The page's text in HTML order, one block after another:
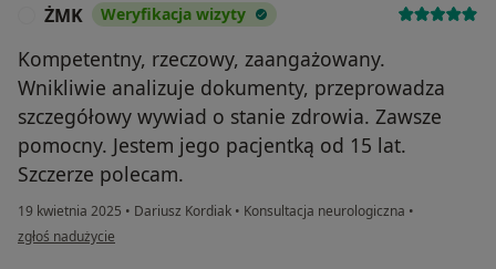
ŻMK Weryfikacja wizyty
Kompetentny, rzeczowy, zaangażowany.
Wnikliwie analizuje dokumenty, przeprowadza
szczegółowy wywiad o stanie zdrowia. Zawsze
pomocny. Jestem jego pacjentką od 15 lat.
Szczerze polecam.
19 kwietnia 2025 • Dariusz Kordiak • Konsultacja neurologiczna •
w opinii użytkownika ŻMK
zgłoś nadużycie